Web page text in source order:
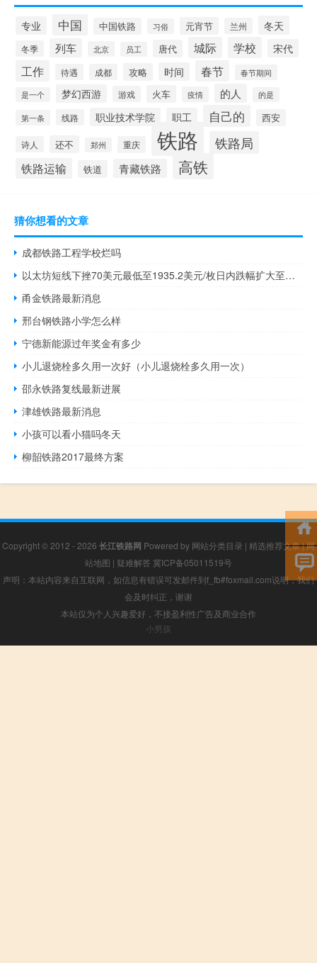
专业 中国 中国铁路 习俗 元宵节 兰州 冬天
冬季 列车 北京 员工 唐代 城际 学校 宋代
工作 待遇 成都 攻略 时间 春节 春节期间
是一个 梦幻西游 游戏 火车 疫情 的人 的是
第一条 线路 职业技术学院 职工 自己的 西安
诗人 还不 郑州 重庆 铁路 铁路局
铁路运输 铁道 青藏铁路 高铁
猜你想看的文章
成都铁路工程学校烂吗
以太坊短线下挫70美元最低至1935.2美元/枚日内跌幅扩大至逾5.00%
甬金铁路最新消息
邢台钢铁路小学怎么样
宁德新能源过年奖金有多少
小儿退烧栓多久用一次好（小儿退烧栓多久用一次）
邵永铁路复线最新进展
津雄铁路最新消息
小孩可以看小猫吗冬天
柳韶铁路2017最终方案
Copyright © 2012 - 2026 长江铁路网 Powered by 网站分类目录 | 精选推荐文章|网
站地图 | 疑难解答 冀ICP备05011519号
声明：本站内容来自互联网，如信息有错误可发邮件到f_fb#foxmail.com说明，我们
会及时纠正，谢谢
本站仅为个人兴趣爱好，不接盈利性广告及商业合作
小男孩